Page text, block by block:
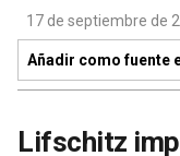
17 de septiembre de
Añadir como fuente
Lifschitz